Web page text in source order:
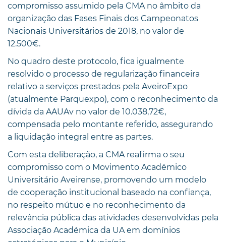
compromisso assumido pela CMA no âmbito da
organização das Fases Finais dos Campeonatos
Nacionais Universitários de 2018, no valor de
12.500€.
No quadro deste protocolo, fica igualmente
resolvido o processo de regularização financeira
relativo a serviços prestados pela AveiroExpo
(atualmente Parquexpo), com o reconhecimento da
dívida da AAUAv no valor de 10.038,72€,
compensada pelo montante referido, assegurando
a liquidação integral entre as partes.
Com esta deliberação, a CMA reafirma o seu
compromisso com o Movimento Académico
Universitário Aveirense, promovendo um modelo
de cooperação institucional baseado na confiança,
no respeito mútuo e no reconhecimento da
relevância pública das atividades desenvolvidas pela
Associação Académica da UA em domínios